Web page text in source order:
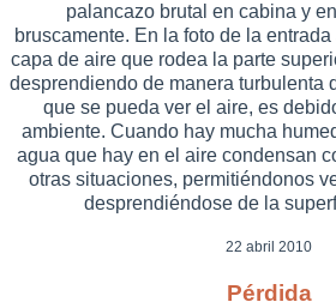
palancazo brutal en cabina y
bruscamente. En la foto de la
capa de aire que rodea la parte
desprendiendo de manera turbulenta
que se pueda ver el aire, es
ambiente. Cuando hay mucha
agua que hay en el aire condensan
otras situaciones, permitiéndonos
desprendiéndose de la
22 abril 2010
Pérdida